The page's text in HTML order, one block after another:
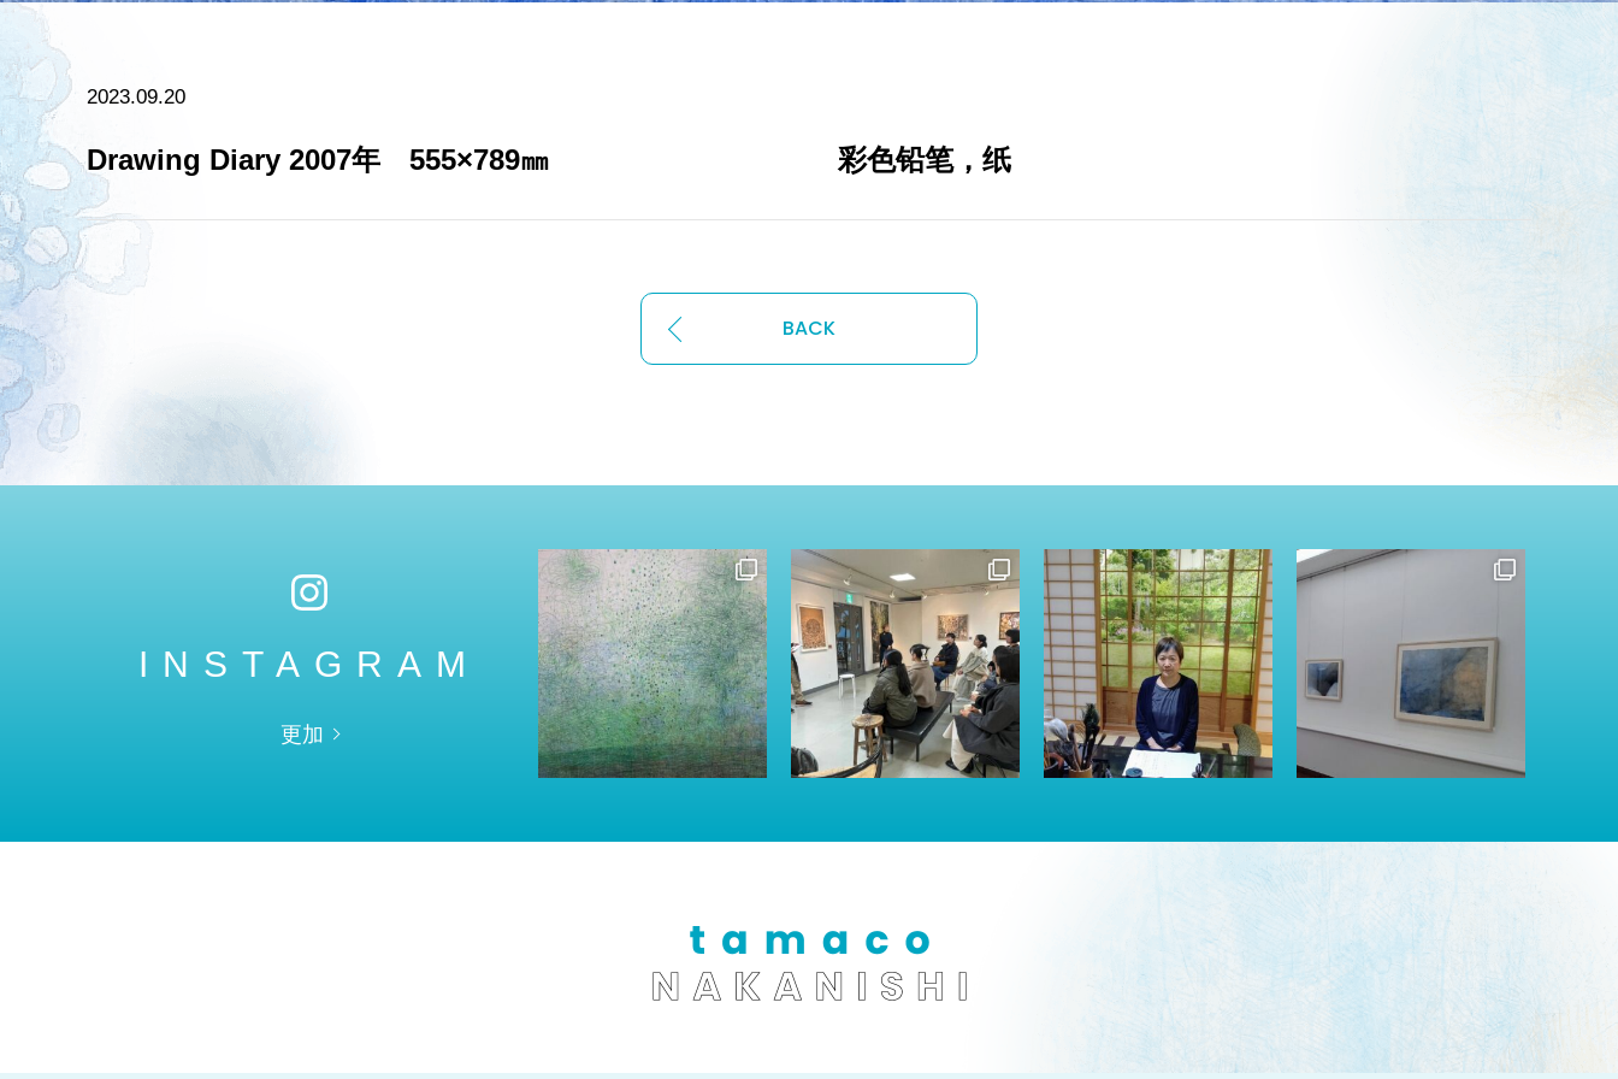
2023.09.20
Drawing Diary 2007年 555×789㎜ 彩色铅笔，纸
BACK
INSTAGRAM
更加